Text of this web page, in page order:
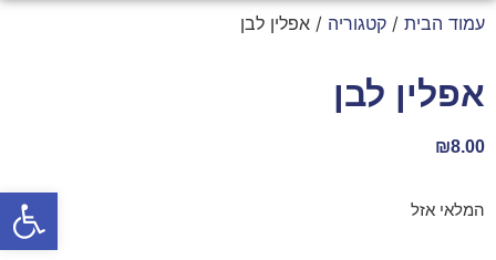
פתח
עמוד הבית / קטגוריה / אפלין לבן
אפלין לבן
₪8.00
המלאי אזל